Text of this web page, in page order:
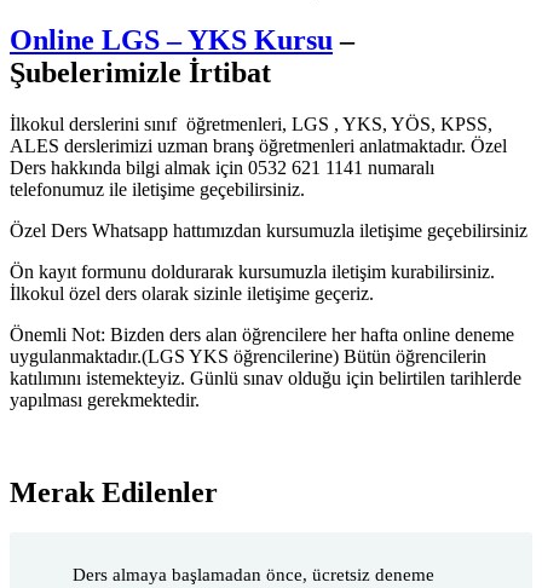
Online LGS – YKS Kursu –
Şubelerimizle İrtibat
İlkokul derslerini sınıf öğretmenleri, LGS , YKS, YÖS, KPSS,
ALES derslerimizi uzman branş öğretmenleri anlatmaktadır. Özel
Ders hakkında bilgi almak için 0532 621 1141 numaralı
telefonumuz ile iletişime geçebilirsiniz.
Özel Ders Whatsapp hattımızdan kursumuzla iletişime geçebilirsiniz
Ön kayıt formunu doldurarak kursumuzla iletişim kurabilirsiniz.
İlkokul özel ders olarak sizinle iletişime geçeriz.
Önemli Not: Bizden ders alan öğrencilere her hafta online deneme
uygulanmaktadır.(LGS YKS öğrencilerine) Bütün öğrencilerin
katılımını istemekteyiz. Günlü sınav olduğu için belirtilen tarihlerde
yapılması gerekmektedir.
Merak Edilenler
Ders almaya başlamadan önce, ücretsiz deneme